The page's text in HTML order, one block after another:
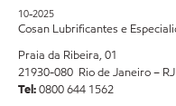
10-2025
Cosan Lubrificantes e
Praia da Ribeira, 01
21930-080 Rio de Janeiro –
Tel:0800 644 1562